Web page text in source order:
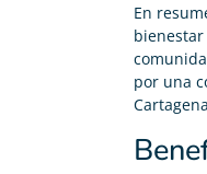
En
por una